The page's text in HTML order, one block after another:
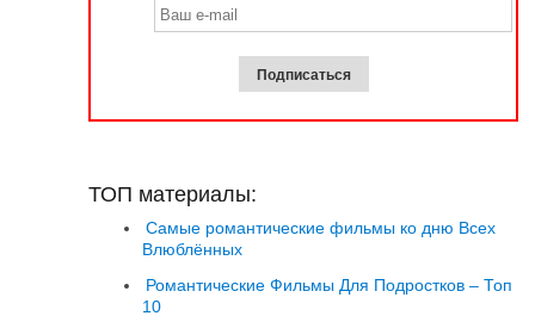
ТОП материалы:
Самые романтические фильмы ко дню Всех
Влюблённых
Романтические Фильмы Для Подростков – Топ
10